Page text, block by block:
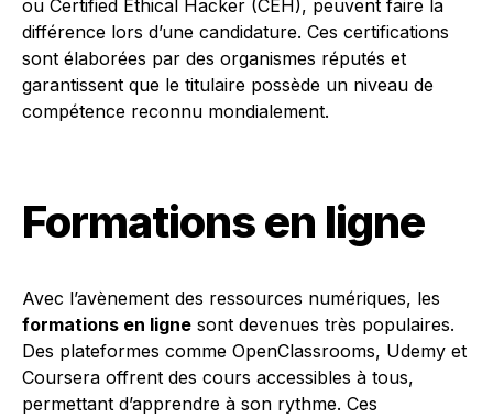
ou Certified Ethical Hacker (CEH), peuvent faire la
différence lors d’une candidature. Ces certifications
sont élaborées par des organismes réputés et
garantissent que le titulaire possède un niveau de
compétence reconnu mondialement.
Formations en ligne
Avec l’avènement des ressources numériques, les
formations en ligne sont devenues très populaires.
Des plateformes comme OpenClassrooms, Udemy et
Coursera offrent des cours accessibles à tous,
permettant d’apprendre à son rythme. Ces